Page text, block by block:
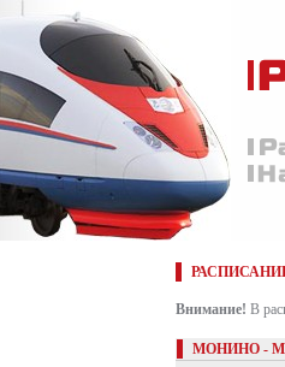
Внимание! В
МОНИНО -